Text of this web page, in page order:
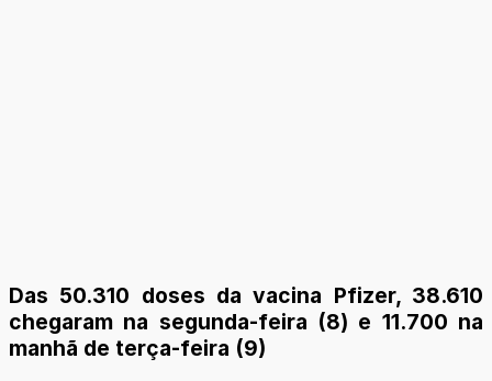
Das 50.310 doses da vacina Pfizer, 38.610
chegaram na segunda-feira (8) e 11.700 na
manhã de terça-feira (9)